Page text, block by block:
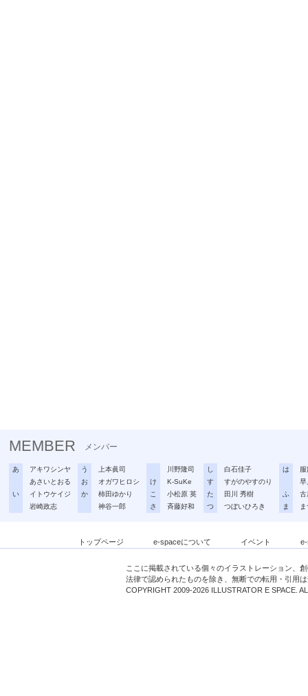
MEMBER メンバー
あ
アキワシンヤ
あさいとおる
い
イトウケイジ
岩崎政志
う
上本眞司
お
オガワヒロシ
か
柿田ゆかり
神谷一郎
川野隆司
け
K-SuKe
こ
小松原 英
さ
斉藤好和
し
白石佳子
す
すがのやすのり
た
田川 秀樹
つ
つぼいひろき
は
早
ふ
古
ま
トップページ e-spaceについて イベント
ここに掲載されている個々のイラストレーション、
法律で認められたものを除き、無断での転用・引用
COPYRIGHT 2009-2026 ILLUSTRATOR E SPACE.